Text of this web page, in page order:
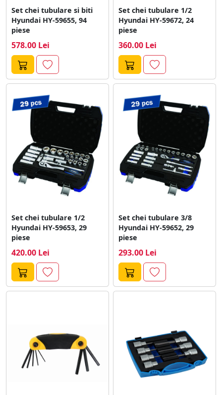
Set chei tubulare si biti
Hyundai HY-59655, 94
piese
578.00 Lei
Set chei tubulare 1/2
Hyundai HY-59672, 24
piese
360.00 Lei
Set chei tubulare 1/2
Hyundai HY-59653, 29
piese
420.00 Lei
Set chei tubulare 3/8
Hyundai HY-59652, 29
piese
293.00 Lei